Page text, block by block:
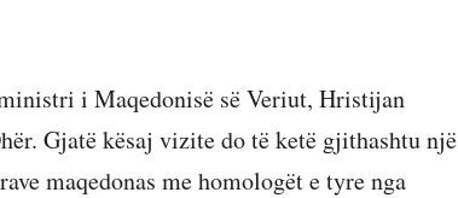
i Maqedonisë së Veriut, Hristijan
Gjatë kësaj vizite do të ketë gjithashtu një
maqedonas me homologët e tyre nga